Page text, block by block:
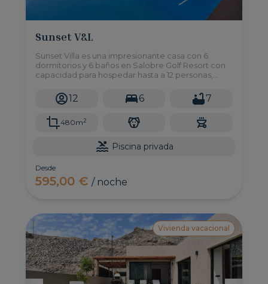
Sunset V&L
Sunset Villa es una impresionante casa con 6
dormitorios y 6 baños en Salobre Golf Resort con
capacidad para hospedar hasta a 12 personas,
vistas increibles.
12 6 7
480m2
Piscina privada
Desde
595,00 €/ noche
Vivienda vacacional